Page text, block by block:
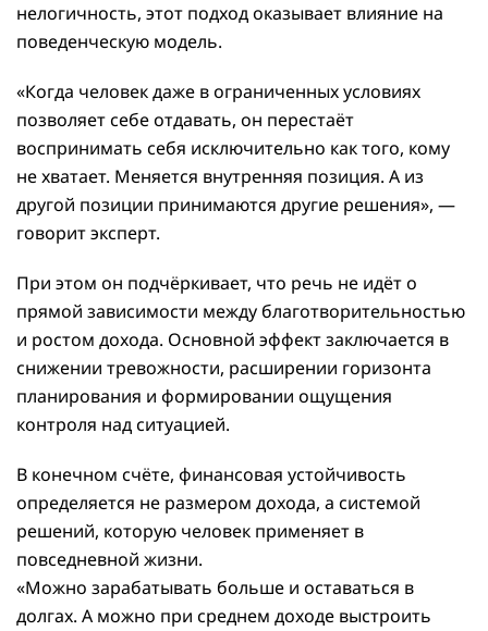
нелогичность, этот подход оказывает влияние на
поведенческую модель.
«Когда человек даже в ограниченных условиях
позволяет себе отдавать, он перестаёт
воспринимать себя исключительно как того, кому
не хватает. Меняется внутренняя позиция. А из
другой позиции принимаются другие решения», —
говорит эксперт.
При этом он подчёркивает, что речь не идёт о
прямой зависимости между благотворительностью
и ростом дохода. Основной эффект заключается в
снижении тревожности, расширении горизонта
планирования и формировании ощущения
контроля над ситуацией.
В конечном счёте, финансовая устойчивость
определяется не размером дохода, а системой
решений, которую человек применяет в
повседневной жизни.
«Можно зарабатывать больше и оставаться в
долгах. А можно при среднем доходе выстроить